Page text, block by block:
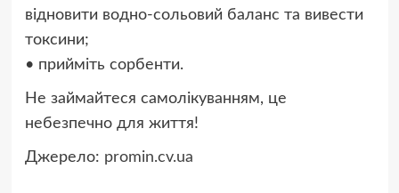
відновити водно-сольовий баланс та вивести
токсини;
• прийміть сорбенти.
Не займайтеся самолікуванням, це
небезпечно для життя!
Джерело: promin.cv.ua